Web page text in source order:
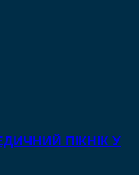
ПІКНІК У